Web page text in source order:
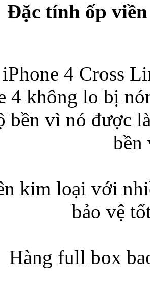
Túi đựng iPad
Túi đựng iPad
Đặc tính ốp
4 Cross
4 không lo bị
bền vì nó được
bền
kim loại với
bảo vệ
Hàng full box